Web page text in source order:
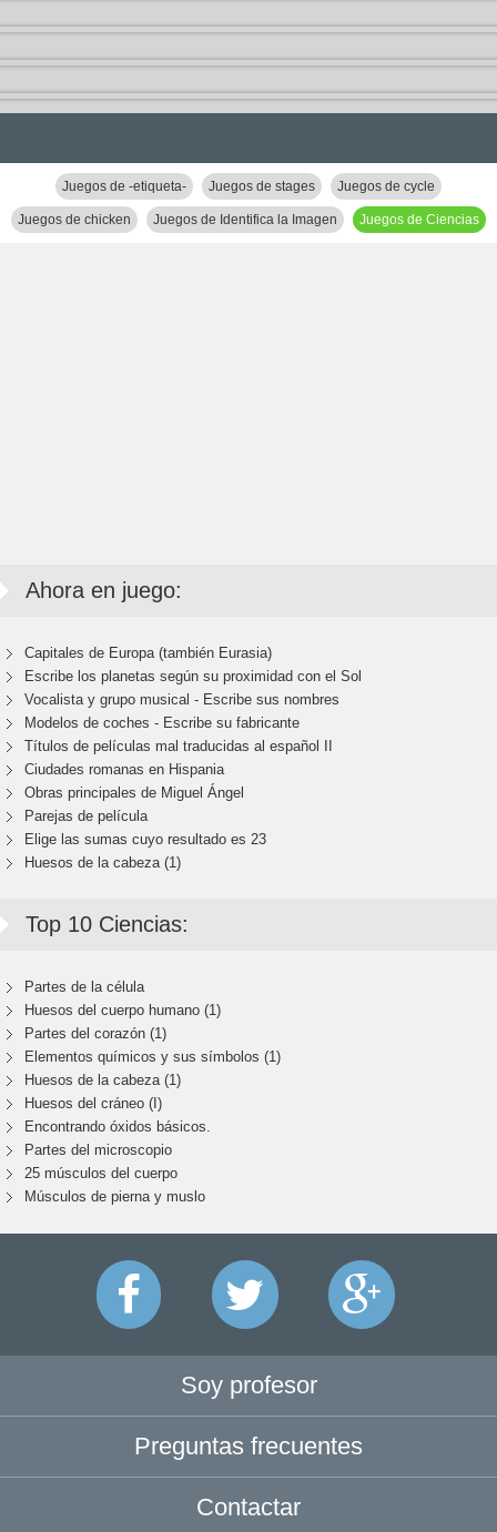
Juegos de -etiqueta- Juegos de stages Juegos de cycle
Juegos de chicken Juegos de Identifica la Imagen Juegos de Ciencias
Ahora en juego:
Capitales de Europa (también Eurasia)
Escribe los planetas según su proximidad con el Sol
Vocalista y grupo musical - Escribe sus nombres
Modelos de coches - Escribe su fabricante
Títulos de películas mal traducidas al español II
Ciudades romanas en Hispania
Obras principales de Miguel Ángel
Parejas de película
Elige las sumas cuyo resultado es 23
Huesos de la cabeza (1)
Top 10 Ciencias:
Partes de la célula
Huesos del cuerpo humano (1)
Partes del corazón (1)
Elementos químicos y sus símbolos (1)
Huesos de la cabeza (1)
Huesos del cráneo (I)
Encontrando óxidos básicos.
Partes del microscopio
25 músculos del cuerpo
Músculos de pierna y muslo
Soy profesor
Preguntas frecuentes
Contactar